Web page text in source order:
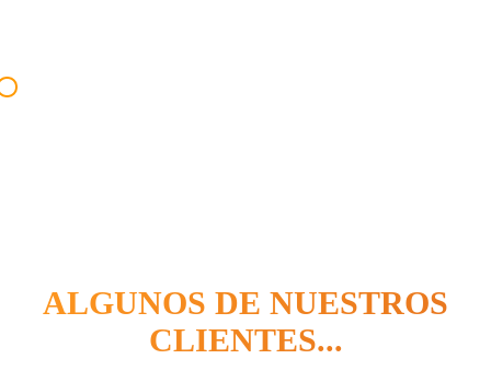
ALGUNOS DE NUESTROS
CLIENTES...